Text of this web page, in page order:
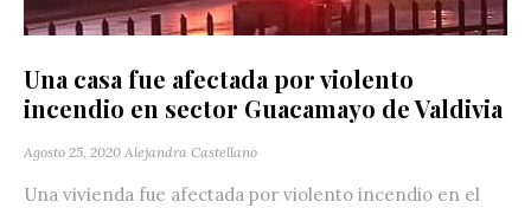
Una casa fue afectada por violento
incendio en sector Guacamayo de Valdivia
Agosto 25, 2020 Alejandra Castellano
Una vivienda fue afectada por violento incendio en el